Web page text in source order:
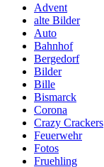
Advent
alte Bilder
Auto
Bahnhof
Bergedorf
Bilder
Bille
Bismarck
Corona
Crazy Crackers
Feuerwehr
Fotos
Fruehling